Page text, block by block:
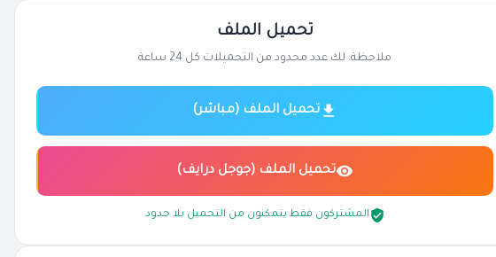
تحميل الملف
ملاحظة: لك عدد محدود من التحميلات كل 24 ساعة
تحميل الملف (مباشر)
تحميل الملف (جوجل درايف)
المشتركون فقط يتمكنون من التحميل بلا حدود